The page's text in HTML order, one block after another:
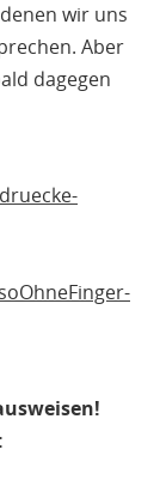
wir uns
Aber
dagegen